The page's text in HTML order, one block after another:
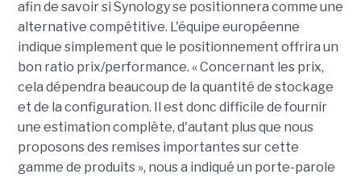
afin de savoir si Synology se positionnera comme une
alternative compétitive. L'équipe européenne
indique simplement que le positionnement offrira un
bon ratio prix/performance. « Concernant les prix,
cela dépendra beaucoup de la quantité de stockage
et de la configuration. Il est donc difficile de fournir
une estimation complète, d'autant plus que nous
proposons des remises importantes sur cette
gamme de produits », nous a indiqué un porte-parole